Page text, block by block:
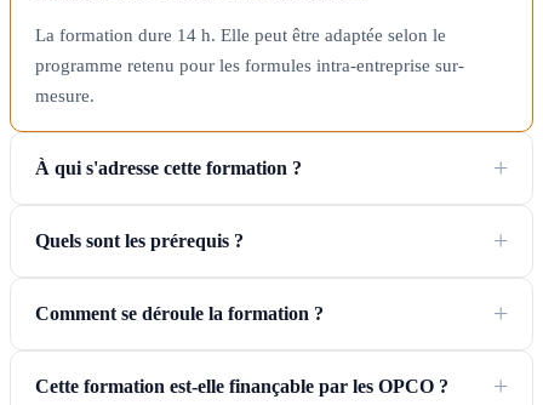
La formation dure 14 h. Elle peut être adaptée selon le
programme retenu pour les formules intra-entreprise sur-
mesure.
À qui s'adresse cette formation ?
Quels sont les prérequis ?
Comment se déroule la formation ?
Cette formation est-elle finançable par les OPCO ?